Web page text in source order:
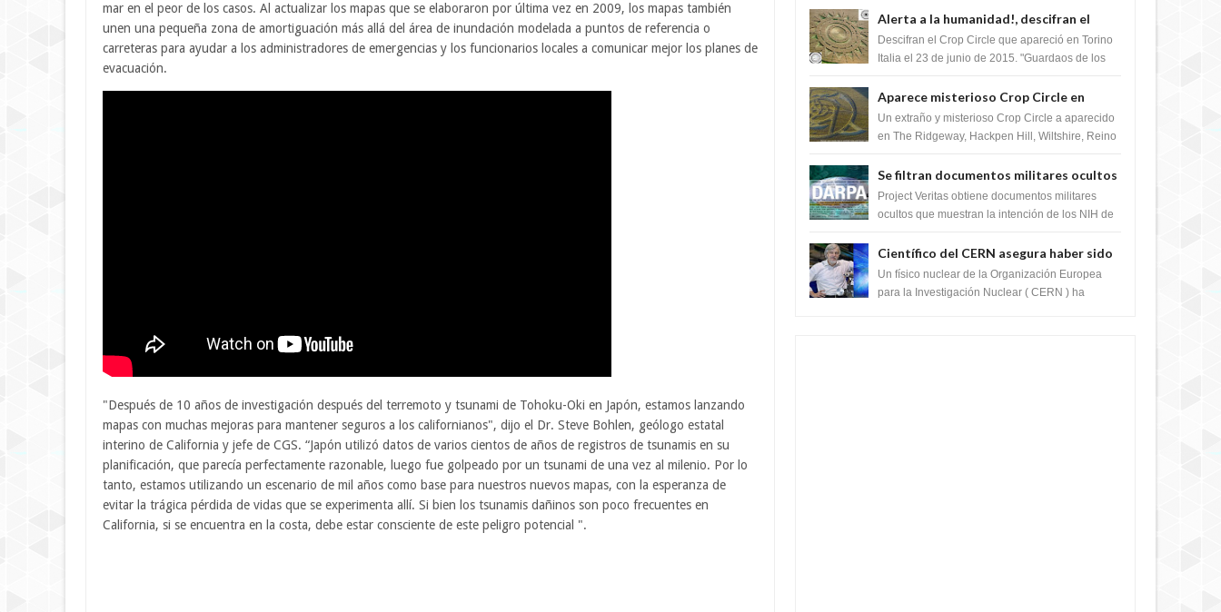
mar en el peor de los casos. Al actualizar los mapas que se elaboraron por última vez en 2009, los mapas también
unen una pequeña zona de amortiguación más allá del área de inundación modelada a puntos de referencia o
carreteras para ayudar a los administradores de emergencias y los funcionarios locales a comunicar mejor los planes de
evacuación.
"Después de 10 años de investigación después del terremoto y tsunami de Tohoku-Oki en Japón, estamos lanzando
mapas con muchas mejoras para mantener seguros a los californianos", dijo el Dr. Steve Bohlen, geólogo estatal
interino de California y jefe de CGS. “Japón utilizó datos de varios cientos de años de registros de tsunamis en su
planificación, que parecía perfectamente razonable, luego fue golpeado por un tsunami de una vez al milenio. Por lo
tanto, estamos utilizando un escenario de mil años como base para nuestros nuevos mapas, con la esperanza de
evitar la trágica pérdida de vidas que se experimenta allí. Si bien los tsunamis dañinos son poco frecuentes en
California, si se encuentra en la costa, debe estar consciente de este peligro potencial ".
Shiv...
Alerta a la humanidad!, descifran el
mensaje del Crop Circle de Torino ,Italia
Descifran el Crop Circle que apareció en Torino
Italia el 23 de junio de 2015. "Guardaos de los
Aparece misterioso Crop Circle en
Reino Unido 23 de junio 2016
Un extraño y misterioso Crop Circle a aparecido
en The Ridgeway, Hackpen Hill, Wiltshire, Reino
Se filtran documentos militares ocultos
que muestran la intención de los NIH de
crear el SARS-CoV-2, utilizando la
Project Veritas obtiene documentos militares
ocultos que muestran la intención de los NIH de
Científico del CERN asegura haber sido
ayudado por seres de luz durante una
prueba del Colisionador de Hadrones
Un físico nuclear de la Organización Europea
para la Investigación Nuclear ( CERN ) ha